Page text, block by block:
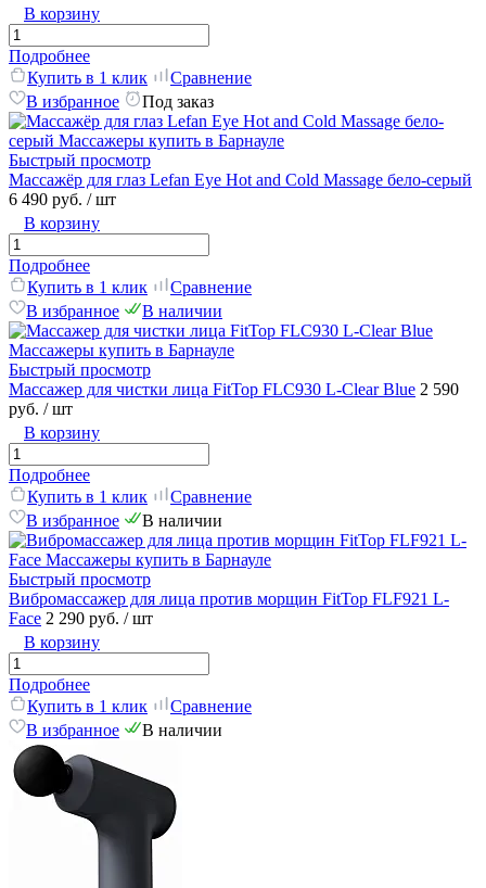
В корзину
Подробнее
Купить в 1 клик
Сравнение
В избранное
Под заказ
Быстрый просмотр
Массажёр для глаз Lefan Eye Hot and Cold Massage бело-серый
6 490 руб. / шт
В корзину
Подробнее
Купить в 1 клик
Сравнение
В избранное
В наличии
Быстрый просмотр
Массажер для чистки лица FitTop FLC930 L-Clear Blue 2 590
руб. / шт
В корзину
Подробнее
Купить в 1 клик
Сравнение
В избранное
В наличии
Быстрый просмотр
Вибромассажер для лица против морщин FitTop FLF921 L-
Face 2 290 руб. / шт
В корзину
Подробнее
Купить в 1 клик
Сравнение
В избранное
В наличии